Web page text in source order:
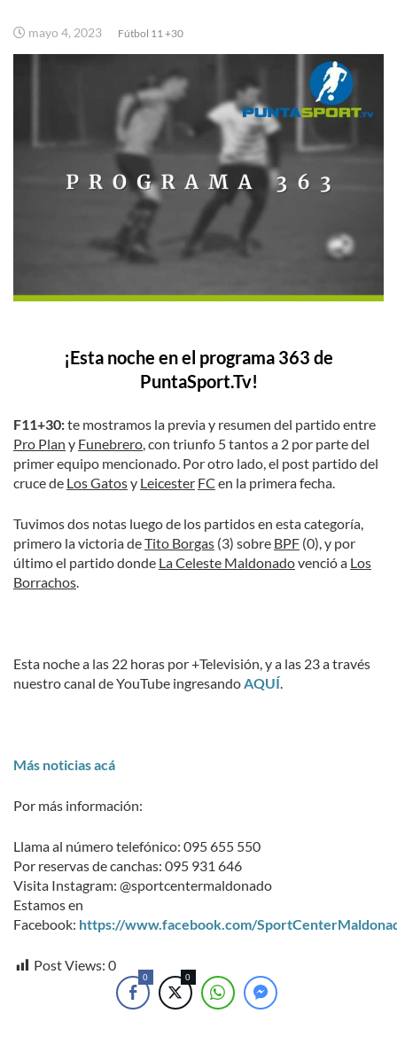
mayo 4, 2023 Fútbol 11 +30
¡Esta noche en el programa 363 de
PuntaSport.Tv!
F11+30:te mostramos la previa y resumen del partido entre
Pro Plan y Funebrero, con triunfo 5 tantos a 2 por parte del
primer equipo mencionado. Por otro lado, el post partido del
cruce de Los Gatosy Leicester FC en la primera fecha.
Tuvimos dos notas luego de los partidos en esta categoría,
primero la victoria deTito Borgas (3) sobre BPF (0), y por
último el partido donde La Celeste Maldonadovenció a Los
Borrachos.
Esta noche a las 22 horas por +Televisión, y a las 23 a través
nuestro canal de YouTube ingresandoAQUÍ.
Más noticias acá
Por más información:
Llama al número telefónico: 095 655 550
Por reservas de canchas: 095 931 646
Visita Instagram: @sportcentermaldonado
Estamos en
Facebook: https://www.facebook.com/
Post Views: 0
0 0